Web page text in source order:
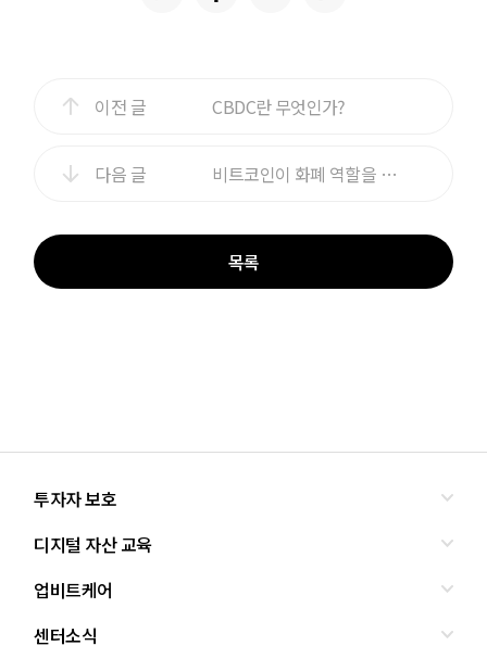
이전 글 CBDC란 무엇인가?
다음 글 비트코인이 화폐 역할을 할 수 있을까?
목록
투자자 보호
올바른 투자란?
투자사기 유형과 예방
디지털 자산 교육
교육
조사·연구
업비트케어
서비스안내
센터소식